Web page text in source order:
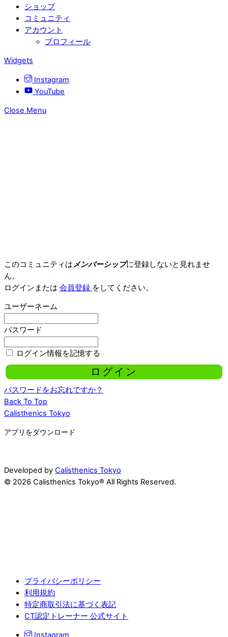
ショップ
コミュニティ
アカウント
プロフィール
Widgets
Instagram
YouTube
Close Menu
このコミュニティはメンバーシップに登録しないと見れませ
ん。
ログインまたは 会員登録 をしてください。
ユーザーネーム
パスワード
ログイン情報を記憶する
パスワードをお忘れですか？
Back To Top
Calisthenics Tokyo
アプリをダウンロード
Developed by Calisthenics Tokyo
© 2026 Calisthenics Tokyo® All Rights Reserved.
プライバシーポリシー
利用規約
特定商取引法に基づく表記
CT認定トレーナー 公式サイト